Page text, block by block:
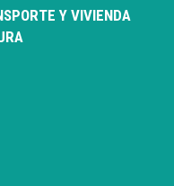
Y VIVIENDA